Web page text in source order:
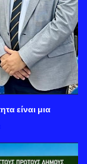
είναι μια